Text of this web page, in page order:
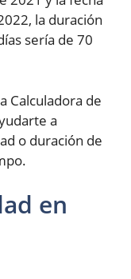
la duración
sería de 70
Calculadora de
a
o duración de
en